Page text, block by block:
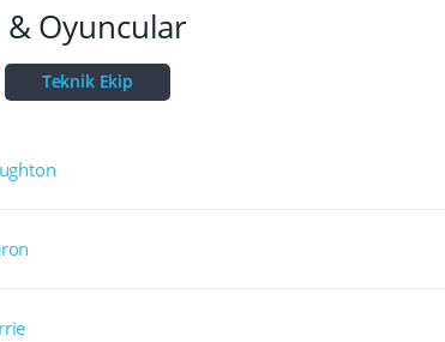
Oyuncular
Teknik Ekip